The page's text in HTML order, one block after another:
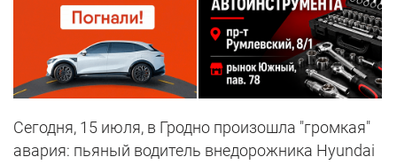
Сегодня, 15 июля, в Гродно произошла "громкая"
авария: пьяный водитель внедорожника Hyundai